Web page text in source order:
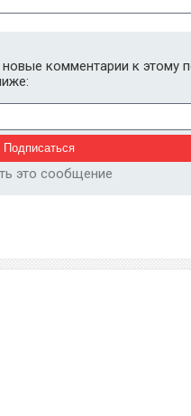
комментарии к этому
это сообщение